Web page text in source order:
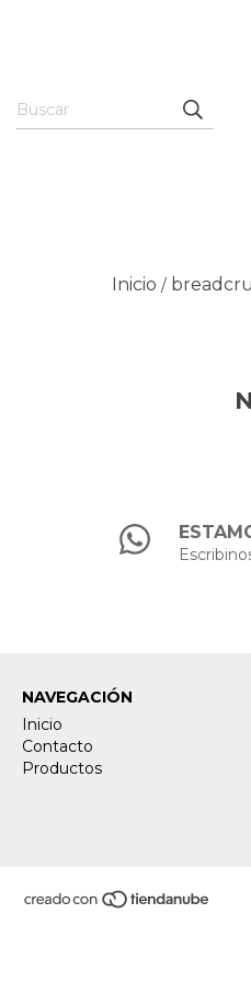
Inicio /
NAVEGACIÓN
Inicio
Contacto
Productos